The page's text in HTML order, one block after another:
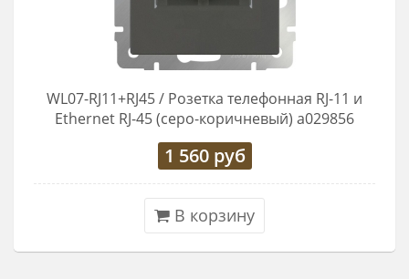
WL07-RJ11+RJ45 / Розетка телефонная RJ-11 и
Еthernet RJ-45 (серо-коричневый) a029856
1 560руб
В корзину